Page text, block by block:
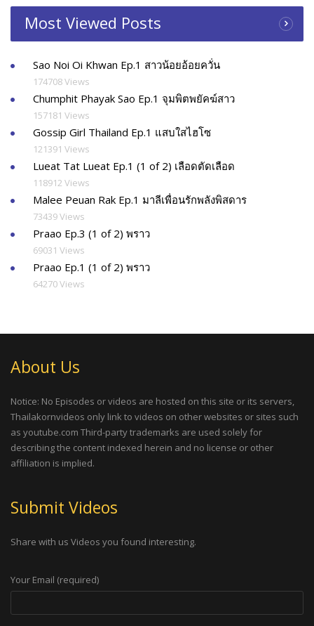
Most Viewed Posts
Sao Noi Oi Khwan Ep.1 สาวน้อยอ้อยควั่น
174708 Views
Chumphit Phayak Sao Ep.1 จุมพิตพยัคฆ์สาว
157181 Views
Gossip Girl Thailand Ep.1 แสบใสไฮโซ
121391 Views
Lueat Tat Lueat Ep.1 (1 of 2) เลือดตัดเลือด
118912 Views
Malee Peuan Rak Ep.1 มาลีเพื่อนรักพลังพิสดาร
73439 Views
Praao Ep.3 (1 of 2) พราว
69031 Views
Praao Ep.1 (1 of 2) พราว
64270 Views
About Us
Notice: No Episodes or videos are hosted on this site or its servers,
Thailakornvideos only link to videos on other websites or sites such
as youtube.com Third-party trademarks are used solely for
describing the content indexed herein and no license or other
affiliation is implied.
Submit Videos
Share with us Videos you found interesting.
Your Email (required)